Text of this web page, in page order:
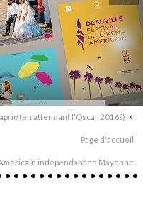
(en attendant l'Oscar 2016?)
Page d'accueil
indépendant en Mayenne